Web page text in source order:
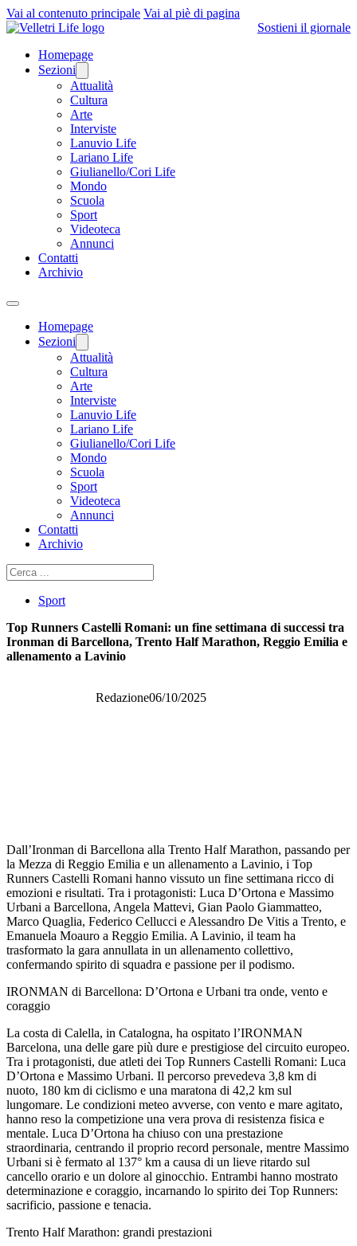
Vai al contenuto principale Vai al piè di pagina
Sostieni il giornale
Homepage
Sezioni
Attualità
Cultura
Arte
Interviste
Lanuvio Life
Lariano Life
Giulianello/Cori Life
Mondo
Scuola
Sport
Videoteca
Annunci
Contatti
Archivio
Homepage
Sezioni
Attualità
Cultura
Arte
Interviste
Lanuvio Life
Lariano Life
Giulianello/Cori Life
Mondo
Scuola
Sport
Videoteca
Annunci
Contatti
Archivio
Cerca
Sport
Top Runners Castelli Romani: un fine settimana di successi tra
Ironman di Barcellona, Trento Half Marathon, Reggio Emilia e
allenamento a Lavinio
Redazione06/10/2025
Dall’Ironman di Barcellona alla Trento Half Marathon, passando per
la Mezza di Reggio Emilia e un allenamento a Lavinio, i Top
Runners Castelli Romani hanno vissuto un fine settimana ricco di
emozioni e risultati. Tra i protagonisti: Luca D’Ortona e Massimo
Urbani a Barcellona, Angela Mattevi, Gian Paolo Giammatteo,
Marco Quaglia, Federico Cellucci e Alessandro De Vitis a Trento, e
Emanuela Moauro a Reggio Emilia. A Lavinio, il team ha
trasformato la gara annullata in un allenamento collettivo,
confermando spirito di squadra e passione per il podismo.
IRONMAN di Barcellona: D’Ortona e Urbani tra onde, vento e
coraggio
La costa di Calella, in Catalogna, ha ospitato l’IRONMAN
Barcelona, una delle gare più dure e prestigiose del circuito europeo.
Tra i protagonisti, due atleti dei Top Runners Castelli Romani: Luca
D’Ortona e Massimo Urbani. Il percorso prevedeva 3,8 km di
nuoto, 180 km di ciclismo e una maratona di 42,2 km sul
lungomare. Le condizioni meteo avverse, con vento e mare agitato,
hanno reso la competizione una vera prova di resistenza fisica e
mentale. Luca D’Ortona ha chiuso con una prestazione
straordinaria, centrando il proprio record personale, mentre Massimo
Urbani si è fermato al 137° km a causa di un lieve ritardo sul
cancello orario e un dolore al ginocchio. Entrambi hanno mostrato
determinazione e coraggio, incarnando lo spirito dei Top Runners:
sacrificio, passione e tenacia.
Trento Half Marathon: grandi prestazioni